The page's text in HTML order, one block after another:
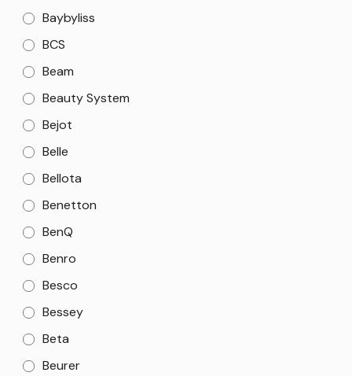
Baybyliss
BCS
Beam
Beauty System
Bejot
Belle
Bellota
Benetton
BenQ
Benro
Besco
Bessey
Beta
Beurer